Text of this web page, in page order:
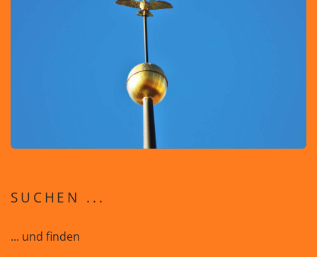
SUCHEN ...
... und finden